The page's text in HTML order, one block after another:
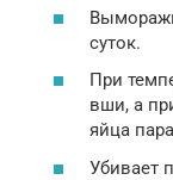
суток.
При
вши, а
яйца
Убивает